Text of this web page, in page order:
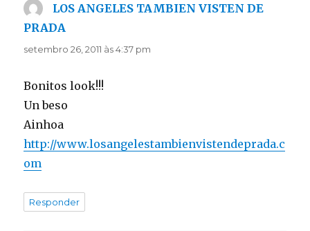
LOS ANGELES TAMBIEN VISTEN DE
PRADA
setembro 26, 2011 às 4:37 pm
Bonitos look!!!
Un beso
Ainhoa
http://www.losangelestambienvistendeprada.c
om
Responder